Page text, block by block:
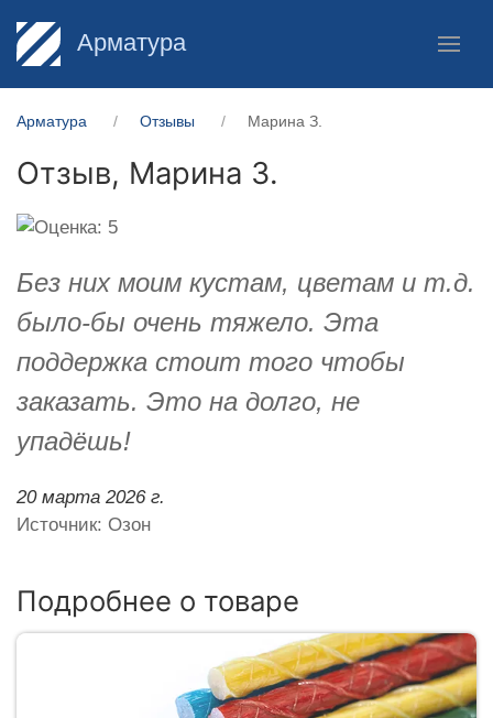
Арматура
Арматура Отзывы Марина З.
Отзыв, Марина З.
Без них моим кустам, цветам и т.д.
было-бы очень тяжело. Эта
поддержка стоит того чтобы
заказать. Это на долго, не
упадёшь!
20 марта 2026 г.
Источник: Озон
Подробнее о товаре